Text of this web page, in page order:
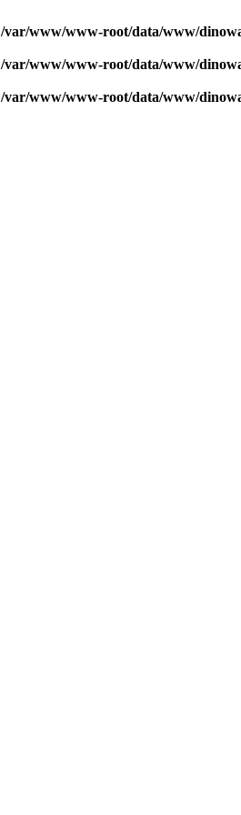
/var/www/www-root/data/www/
/var/www/www-root/data/www/
/var/www/www-root/data/www/